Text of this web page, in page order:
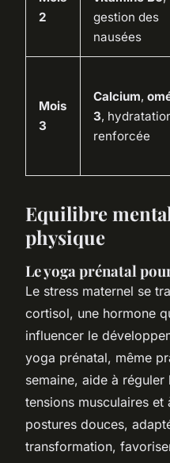
2
gestion des
nausées
Mois
3
Calcium,
3,
renforcée
Equilibre
physique
Le yoga prénatal
Le stress maternel se
cortisol, une hormone
influencer le
yoga prénatal, même
semaine, aide à
tensions musculaires et
postures douces,
transformation,